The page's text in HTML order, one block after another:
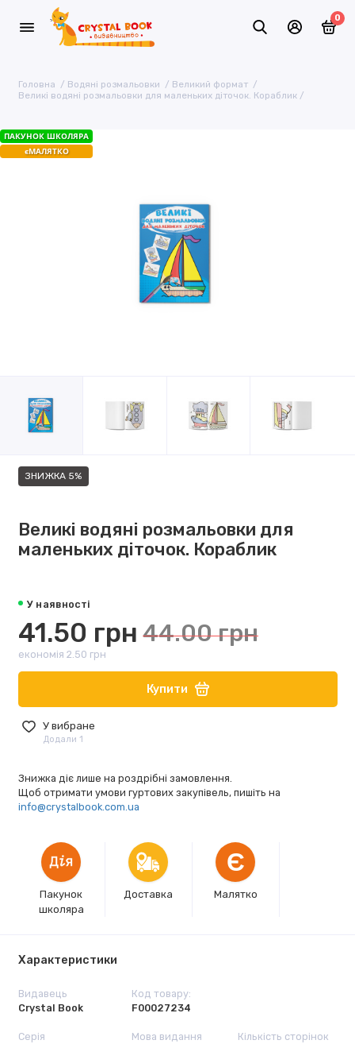
0
Головна Водяні розмальовки
Великий формат
Великі водяні розмальовки для маленьких діточок. Кораблик
ПАКУНОК ШКОЛЯРА
єМАЛЯТКО
ЗНИЖКА 5%
Великі водяні розмальовки для
маленьких діточок. Кораблик
У наявності
41.50 грн 44.00 грн
економія 2.50 грн
Купити
У вибране
Додали 1
Знижка діє лише на роздрібні замовлення.
Щоб отримати умови гуртових закупівель, пишіть на
info@crystalbook.com.ua
Пакунок
школяра
Доставка
Є
Малятко
Характеристики
Видавець
Crystal Book
Код товару:
F00027234
Серія Мова видання Кількість сторінок